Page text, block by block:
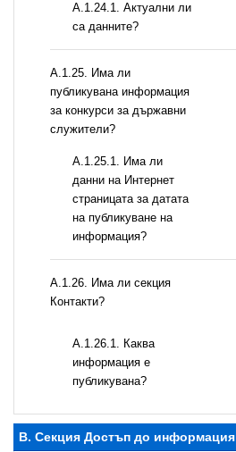
A.1.24.1. Актуални ли
са данните?
А.1.25. Има ли
публикувана информация
за конкурси за държавни
служители?
A.1.25.1. Има ли
данни на Интернет
страницата за датата
на публикуване на
информация?
А.1.26. Има ли секция
Контакти?
А.1.26.1. Каква
информация е
публикувана?
B. Секция Достъп до информация